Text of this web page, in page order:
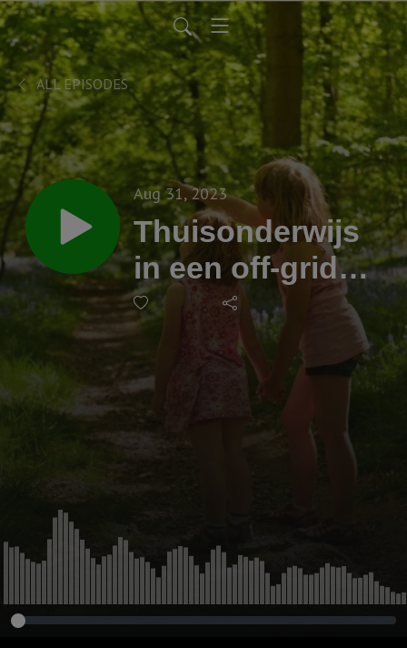
ALL EPISODES
Aug 31, 2023
Thuisonderwijs
in een off-grid
gemeenschap |
Jasper